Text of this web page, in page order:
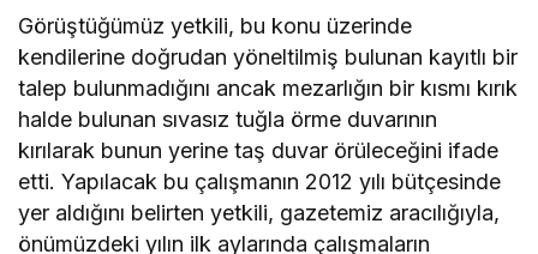
Görüştüğümüz yetkili, bu konu üzerinde
kendilerine doğrudan yöneltilmiş bulunan kayıtlı bir
talep bulunmadığını ancak mezarlığın bir kısmı kırık
halde bulunan sıvasız tuğla örme duvarının
kırılarak bunun yerine taş duvar örüleceğini ifade
etti. Yapılacak bu çalışmanın 2012 yılı bütçesinde
yer aldığını belirten yetkili, gazetemiz aracılığıyla,
önümüzdeki yılın ilk aylarında çalışmaların